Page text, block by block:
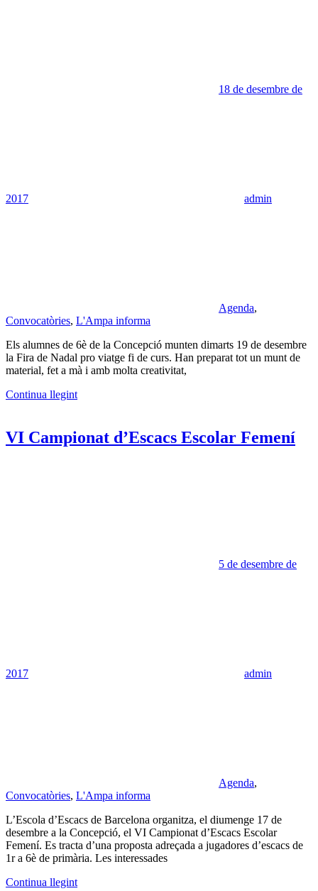
18 de desembre de
2017 admin
Agenda,
Convocatòries, L'Ampa informa
Els alumnes de 6è de la Concepció munten dimarts 19 de desembre
la Fira de Nadal pro viatge fi de curs. Han preparat tot un munt de
material, fet a mà i amb molta creativitat,
Continua llegint
VI Campionat d’Escacs Escolar Femení
5 de desembre de
2017 admin
Agenda,
Convocatòries, L'Ampa informa
L’Escola d’Escacs de Barcelona organitza, el diumenge 17 de
desembre a la Concepció, el VI Campionat d’Escacs Escolar
Femení. Es tracta d’una proposta adreçada a jugadores d’escacs de
1r a 6è de primària. Les interessades
Continua llegint